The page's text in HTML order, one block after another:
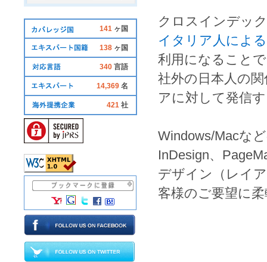
クロスインデッ
イタリア人によ
利用になること
社外の 日本人の
アに対して発信
Windows/Macな
InDesign、
デザイン
（ レイ
客様のご要望に
141 ヶ国
138 ヶ国
340 言語
14,369 名
421 社